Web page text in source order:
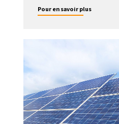
Pour en savoir plus